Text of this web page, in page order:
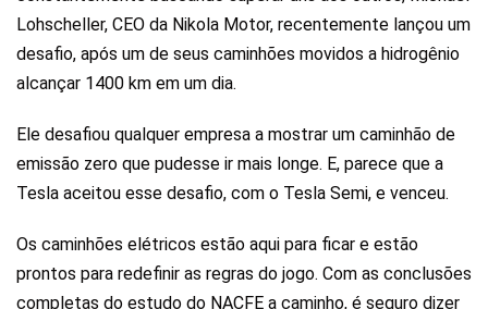
Lohscheller, CEO da Nikola Motor, recentemente lançou um
desafio, após um de seus caminhões movidos a hidrogênio
alcançar 1400 km em um dia.
Ele desafiou qualquer empresa a mostrar um caminhão de
emissão zero que pudesse ir mais longe. E, parece que a
Tesla aceitou esse desafio, com o Tesla Semi, e venceu.
Os caminhões elétricos estão aqui para ficar e estão
prontos para redefinir as regras do jogo. Com as conclusões
completas do estudo do NACFE a caminho, é seguro dizer